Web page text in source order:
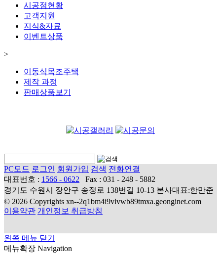
시공점현황
고객지원
지식&자료
이벤트상품
>
이동식목조주택
제작 과정
판매상품보기
PC모드 로그인 회원가입 검색 전화연결
대표번호 : 1566 - 0622
Fax : 031 - 248 - 5882
경기도 수원시 장안구 송정로 138번길 10-13 본사대표:한만준
© 2026 Copyrights xn--2q1bm4i9vlvwb89tmxa.geonginet.com
이용약관 개인정보 취급방침
왼쪽 메뉴 닫기
메뉴확장 Navigation